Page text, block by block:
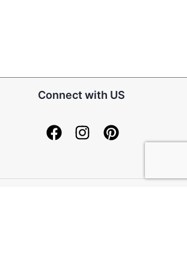
Connect with US